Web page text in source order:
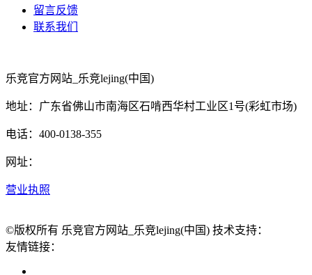
留言反馈
联系我们
乐竞官方网站_乐竞lejing(中国)
地址：广东省佛山市南海区石啃西华村工业区1号(彩虹市场)
电话：400-0138-355
网址：
营业执照
©版权所有 乐竞官方网站_乐竞lejing(中国) 技术支持：
友情链接：